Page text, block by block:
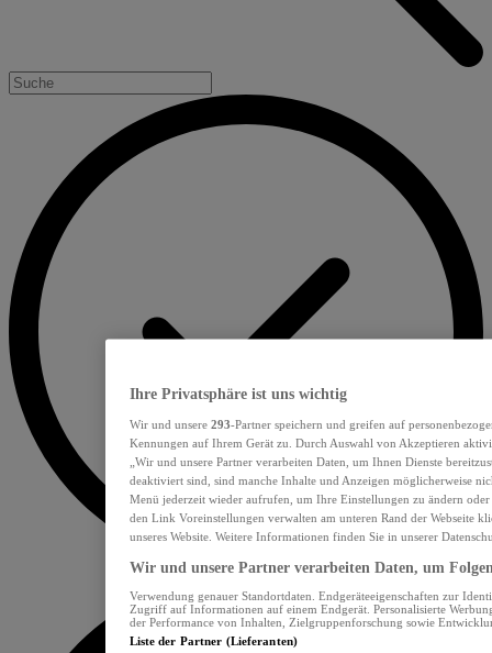
Ihre Privatsphäre ist uns wichtig
Wir und unsere 293-Partner speichern und greifen auf
Kennungen auf Ihrem Gerät zu. Durch Auswahl von Akzeptieren
„Wir und unsere Partner verarbeiten Daten, um Ihnen Dienste
deaktiviert sind, sind manche Inhalte und Anzeigen möglicherweise
Menü jederzeit wieder aufrufen, um Ihre Einstellungen zu ändern
den Link Voreinstellungen verwalten am unteren Rand der Webseite
unseres Website. Weitere Informationen finden Sie in unserer
Wir und unsere Partner verarbeiten Daten, um
Verwendung genauer Standortdaten. Endgeräteeigenschaften zur
Zugriff auf Informationen auf einem Endgerät. Personalisierte
der Performance von Inhalten, Zielgruppenforschung sowie
Liste der Partner (Lieferanten)